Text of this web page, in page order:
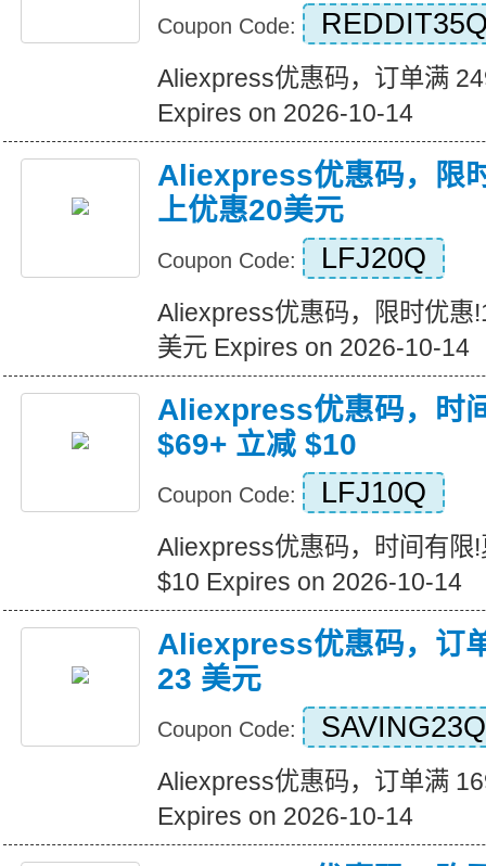
Coupon Code:
Aliexpress优惠码，订单满
Expires on 2026-10-14
Aliexpress优惠码，限
上优惠20美元
Coupon Code: LFJ20Q
Aliexpress优惠码，限时优惠
美元 Expires on 2026-10-14
Aliexpress优惠码，时
$69+ 立减 $10
Coupon Code: LFJ10Q
Aliexpress优惠码，时间有限
$10 Expires on 2026-10-14
Aliexpress优惠码，订
23 美元
Coupon Code: SAVING23Q
Aliexpress优惠码，订单满
Expires on 2026-10-14